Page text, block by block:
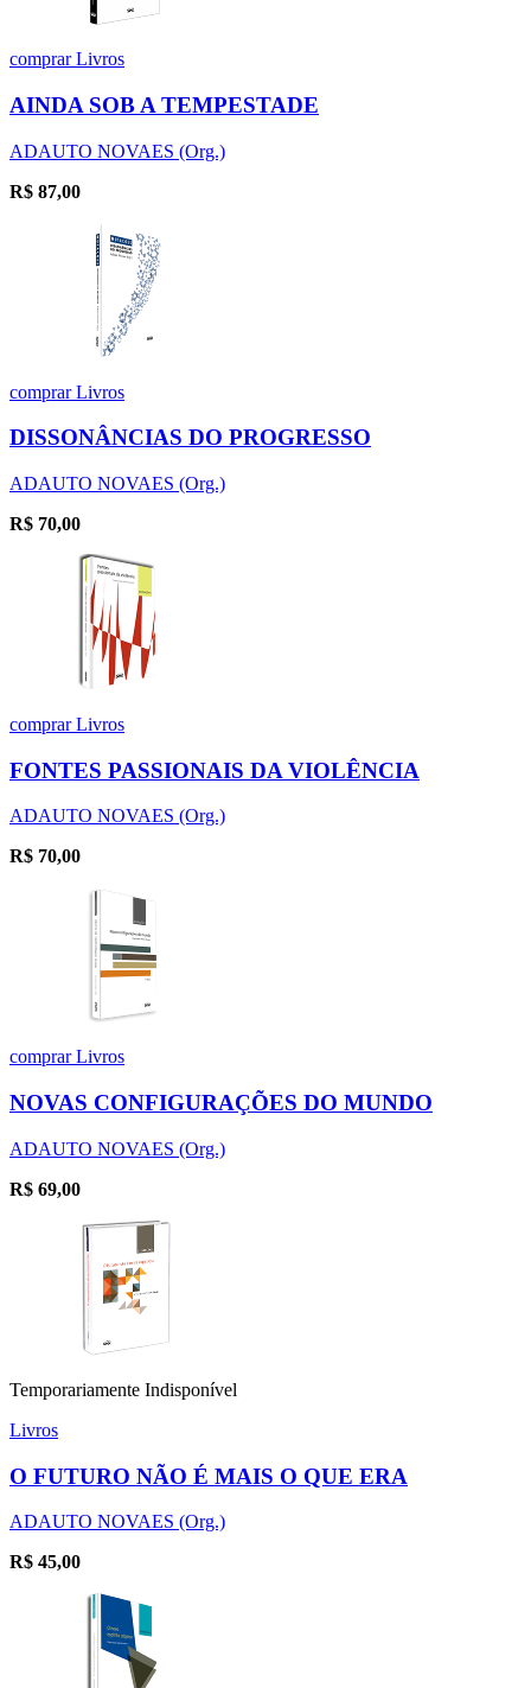
comprarLivros
AINDA SOB A TEMPESTADE
ADAUTO NOVAES (Org.)
R$ 87,00
comprarLivros
DISSONÂNCIAS DO PROGRESSO
ADAUTO NOVAES (Org.)
R$ 70,00
comprarLivros
FONTES PASSIONAIS DA VIOLÊNCIA
ADAUTO NOVAES (Org.)
R$ 70,00
comprarLivros
NOVAS CONFIGURAÇÕES DO MUNDO
ADAUTO NOVAES (Org.)
R$ 69,00
Temporariamente Indisponível
Livros
O FUTURO NÃO É MAIS O QUE ERA
ADAUTO NOVAES (Org.)
R$ 45,00